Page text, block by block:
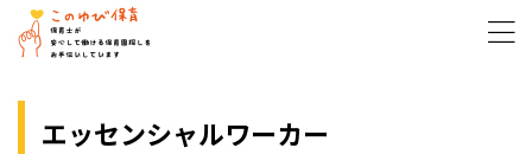
エッセンシャルワーカー